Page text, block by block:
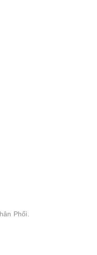
Phối.